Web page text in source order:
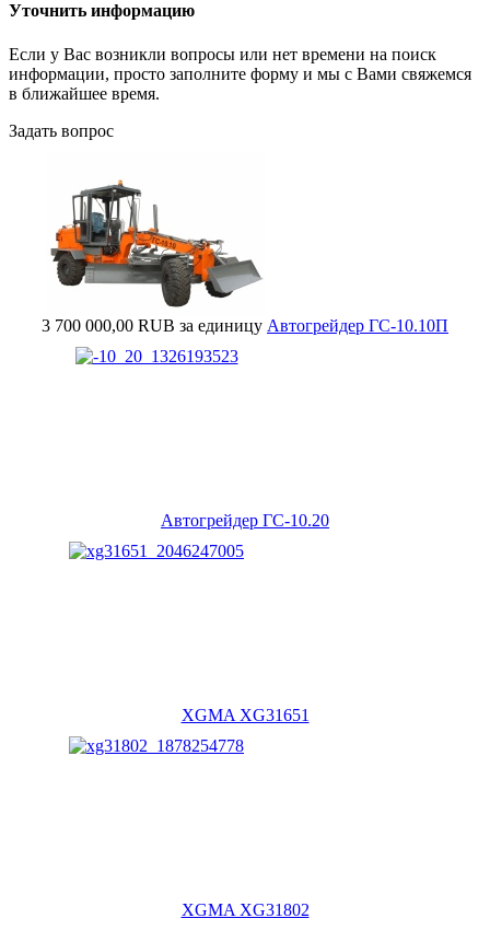
Уточнить информацию
Если у Вас возникли вопросы или нет времени на поиск
информации, просто заполните форму и мы с Вами свяжемся
в ближайшее время.
Задать вопрос
3 700 000,00 RUB за единицу Автогрейдер ГС-10.10П
Автогрейдер ГС-10.20
XGMA XG31651
XGMA XG31802